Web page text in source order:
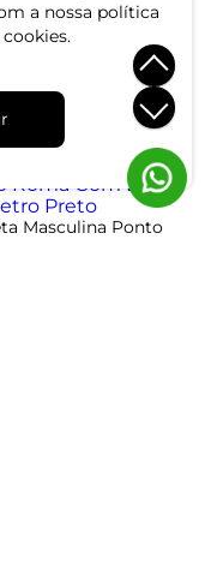
a nossa política
Masculina Forrada
Sea Surf Azul
R$ 149,99
R$ 29,99 sem juros
Masculina Ponto